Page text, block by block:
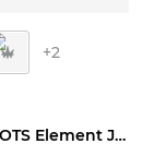
+2
Футболка игровая 2DROTS Element Jersey